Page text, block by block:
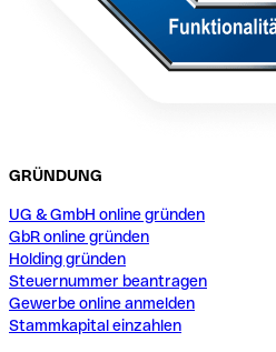
GRÜNDUNG
UG & GmbH online gründen
GbR online gründen
Holding gründen
Steuernummer beantragen
Gewerbe online anmelden
Stammkapital einzahlen